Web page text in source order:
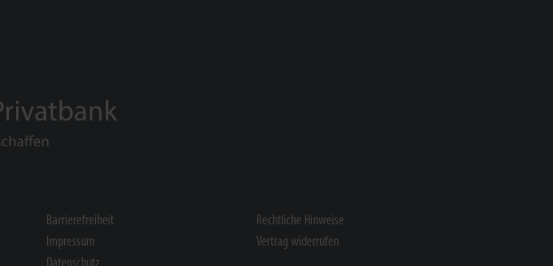
Barrierefreiheit
Impressum
Rechtliche Hinweise
Vertrag widerrufen